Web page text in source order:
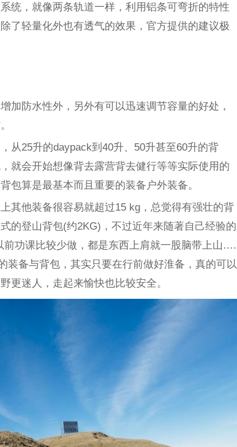
统，就像两条轨道一样，利用铝条可弯折的特性
了轻量化外也有透气的效果，官方提供的建议极
加防水性外，另外有可以迅速调节容量的好处，
从25升的daypack到40升、50升甚至60升的背
就会开始想像背去露营背去健行等等实际使用的
包算是最基本而且重要的装备户外装备。
其他装备很容易就超过15 kg，总觉得有强壮的背
的登山背包(约2KG)，不过近年来随著自己经验的
功课比较少做，都是东西上肩就一股脑带上山….
装备与背包，其实只要在行前做好淮备，真的可以
更迷人，走起来愉快也比较安全。